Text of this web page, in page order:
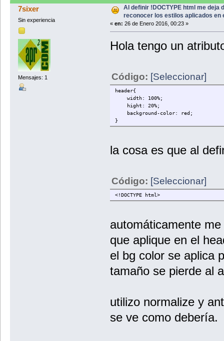
header (Leído 3670 veces)
7sixer
Sin experiencia
Mensajes: 1
Al definir !DOCTYPE html me deja
reconocer los estilos aplicados en
« en: 26 de Enero 2016, 00:23 »
Hola tengo un
Código: [Seleccionar]
header{
width: 100%;
hight: 20%;
background-color: red;
}
la cosa es que al
Código: [Seleccionar]
<!DOCTYPE html>
automáticamente
que aplique en el
el bg color se aplica
tamaño se pierde al
utilizo normalize y
se ve como debería.